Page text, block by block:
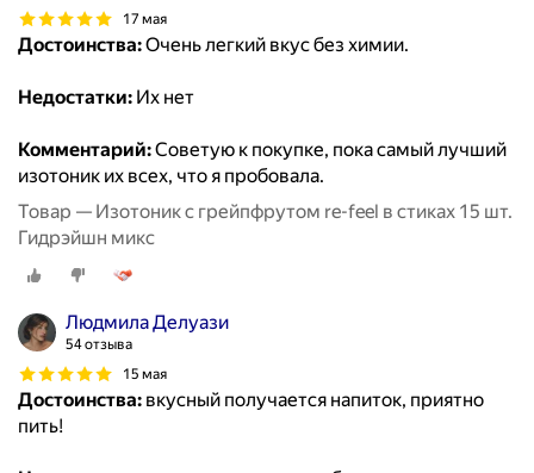
17 мая
Достоинства:Очень легкий вкус без химии.
Недостатки: Их нет
Комментарий:Советую к покупке, пока самый лучший
изотоник их всех, что я пробовала.
Товар — Изотоник с грейпфрутом re-feel в стиках 15 шт.
Гидрэйшн микс
Людмила Делуази
54 отзыва
15 мая
Достоинства: вкусный получается напиток, приятно
пить!